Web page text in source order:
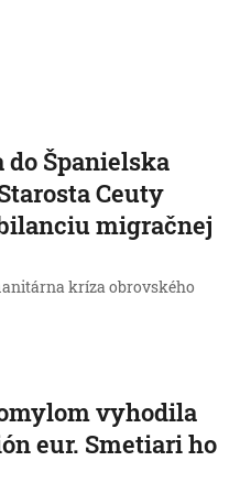
do Španielska
Ceuty
migračnej
kríza obrovského
vyhodila
eur. Smetiari ho